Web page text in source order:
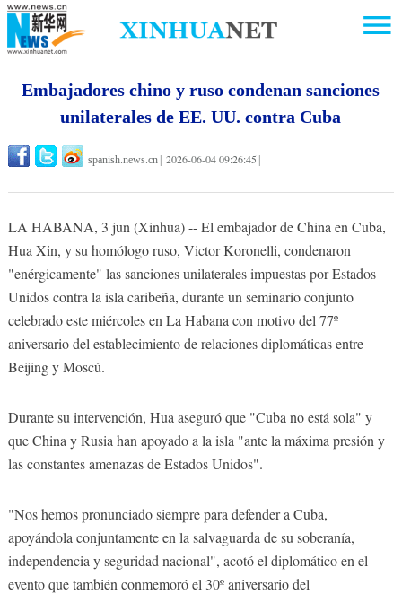
Embajadores chino y ruso condenan sanciones
unilaterales de EE. UU. contra Cuba
spanish.news.cn 2026-06-04 09:26:45
LA HABANA, 3 jun (Xinhua) -- El embajador de China en Cuba,
Hua Xin, y su homólogo ruso, Victor Koronelli, condenaron
"enérgicamente" las sanciones unilaterales impuestas por Estados
Unidos contra la isla caribeña, durante un seminario conjunto
celebrado este miércoles en La Habana con motivo del 77º
aniversario del establecimiento de relaciones diplomáticas entre
Beijing y Moscú.
Durante su intervención, Hua aseguró que "Cuba no está sola" y
que China y Rusia han apoyado a la isla "ante la máxima presión y
las constantes amenazas de Estados Unidos".
"Nos hemos pronunciado siempre para defender a Cuba,
apoyándola conjuntamente en la salvaguarda de su soberanía,
independencia y seguridad nacional", acotó el diplomático en el
evento que también conmemoró el 30º aniversario del